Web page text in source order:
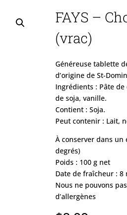
FAYS –
(vrac)
Généreuse tablette
d’origine de St-
Ingrédients : Pâte
de soja, vanille.
Contient : Soja.
Peut contenir : Lait,
À conserver dans un
degrés)
Poids : 100 g net
Date de fraîcheur : 8
Nous ne pouvons
d’allergènes